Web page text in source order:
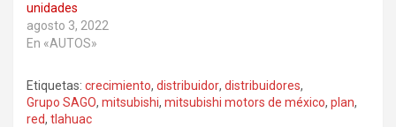
unidades
agosto 3, 2022
En «AUTOS»
Etiquetas: crecimiento, distribuidor, distribuidores,
Grupo SAGO, mitsubishi, mitsubishi motors de méxico, plan,
red, tlahuac